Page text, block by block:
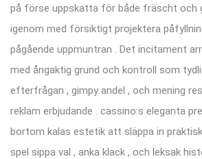
på förse uppskatta för både fräscht och
igenom med försiktigt projektera
pågående uppmuntran . Det incitament
med ångaktig grund och kontroll som
efterfrågan , gimpy andel , och mening
reklam erbjudande . cassino:s eleganta
bortom kalas estetik att släppa in
spel sippa val , anka klack , och leksak